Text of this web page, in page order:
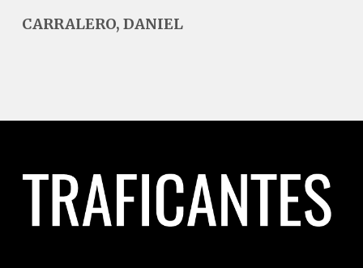
CARRALERO, DANIEL